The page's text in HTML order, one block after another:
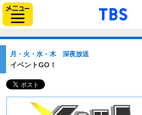
月・火・水・木 深夜放送
イベントGO！